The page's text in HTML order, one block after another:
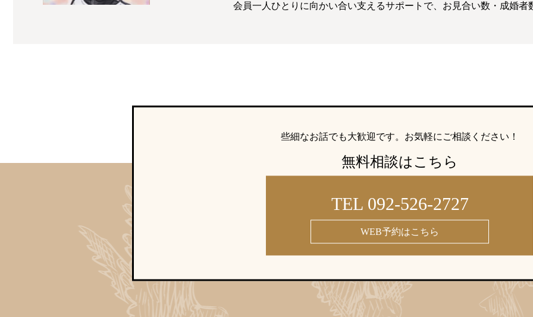
会員一人ひとりに向かい合い支えるサポートで、お見合い数・成婚者
些細なお話でも大歓迎です。 お気軽にご相談ください！
無料相談はこちら
TEL 092-526-2727
WEB予約はこちら